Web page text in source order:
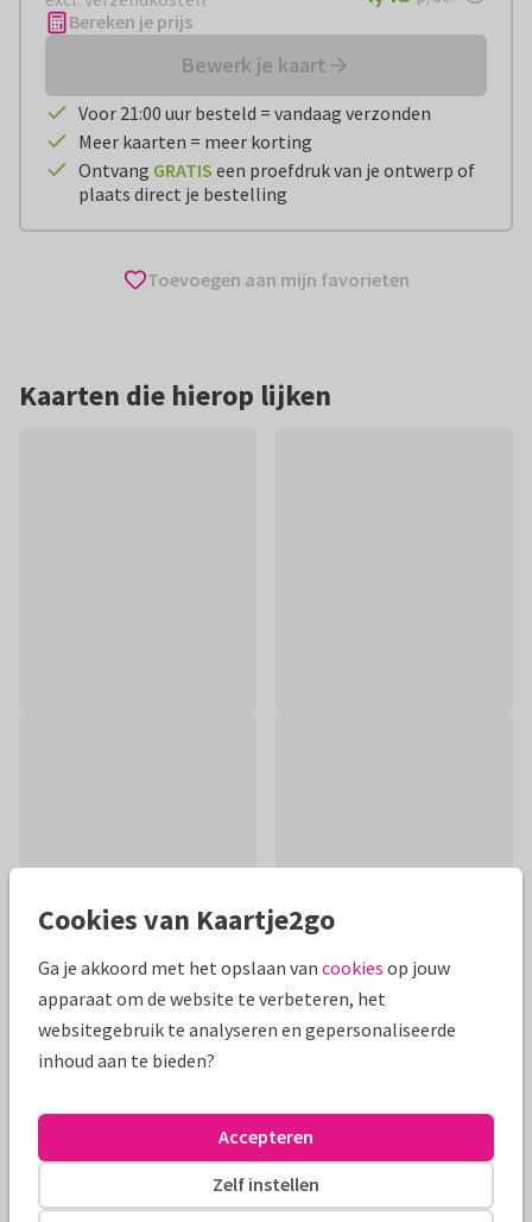
Bereken je prijs
Bewerk je kaart
Voor 21:00 uur besteld = vandaag verzonden
Meer kaarten = meer korting
Ontvang GRATIS een proefdruk van je ontwerp of
plaats direct je bestelling
Toevoegen aan mijn favorieten
Kaarten die hierop lijken
Mooie extra's bij je kaart
Cookies van Kaartje2go
Ga je akkoord met het opslaan van cookies op jouw
apparaat om de website te verbeteren, het
websitegebruik te analyseren en gepersonaliseerde
inhoud aan te bieden?
Zelf instellen
Accepteren